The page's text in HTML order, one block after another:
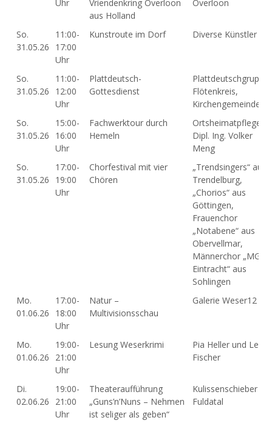
Uhr
Vriendenkring Overloon
aus Holland
Overloon
So.
31.05.26
11:00-
17:00
Uhr
Kunstroute im Dorf Diverse Künstler
So.
31.05.26
11:00-
12:00
Uhr
Plattdeutsch-
Gottesdienst
Plattdeutschgruppe,
Flötenkreis,
Kirchengemeinde
So.
31.05.26
15:00-
16:00
Uhr
Fachwerktour durch
Hemeln
Ortsheimatpfleger
Dipl. Ing. Volker
Meng
So.
31.05.26
17:00-
19:00
Uhr
Chorfestival mit vier
Chören
„Trendsingers“ aus
Trendelburg,
„Chorios“ aus
Göttingen,
Frauenchor
„Notabene“ aus
Obervellmar,
Männerchor „MGV
Eintracht“ aus
Sohlingen
Mo.
01.06.26
17:00-
18:00
Uhr
Natur –
Multivisionsschau
Galerie Weser12
Mo.
01.06.26
19:00-
21:00
Uhr
Lesung Weserkrimi
Pia Heller und Lena
Fischer
Di.
02.06.26
19:00-
21:00
Uhr
Theateraufführung
„Guns’n’Nuns – Nehmen
ist seliger als geben“
Kulissenschieber
Fuldatal